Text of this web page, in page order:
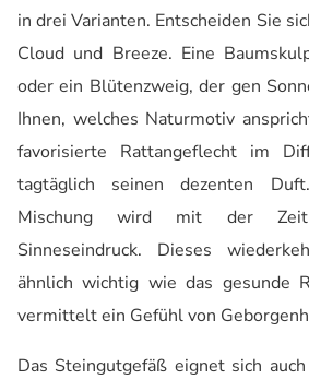
in drei Varianten. Entscheiden Sie
Cloud und Breeze. Eine
oder ein Blütenzweig, der gen
Ihnen, welches Naturmotiv
favorisierte Rattangeflecht im
tagtäglich seinen dezenten
Mischung wird mit der
Sinneseindruck. Dieses
ähnlich wichtig wie das gesunde
vermittelt ein Gefühl von
Das Steingutgefäß eignet sich